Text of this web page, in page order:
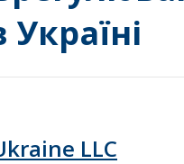
LLC